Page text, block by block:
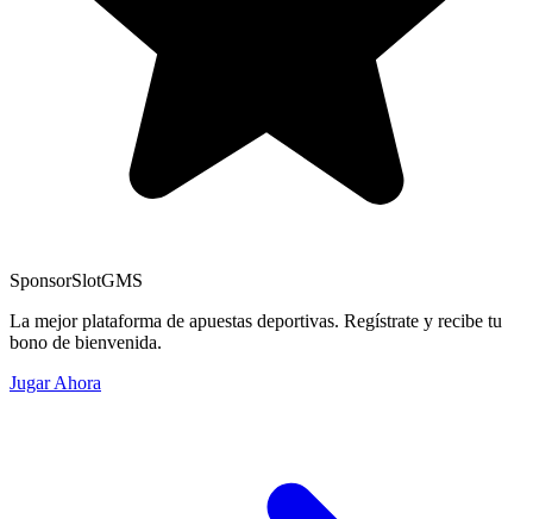
SponsorSlotGMS
La mejor plataforma de apuestas deportivas. Regístrate y recibe tu
bono de bienvenida.
Jugar Ahora